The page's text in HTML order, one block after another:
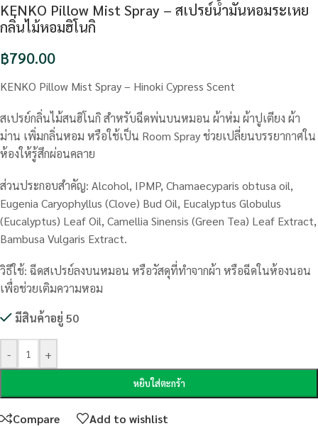
KENKO Pillow Mist Spray – สเปรย์น้ำมันหอมระเหย
กลิ่นไม้หอมฮิโนกิ
฿790.00
KENKO Pillow Mist Spray – Hinoki Cypress Scent
สเปรย์กลิ่นไม้สนฮิโนกิ สำหรับฉีดพ่นบนหมอน ผ้าห่ม ผ้าปูเตียง ผ้า
ม่าน เพิ่มกลิ่นหอม หรือใช้เป็น Room Spray ช่วยเปลี่ยนบรรยากาศใน
ห้องให้รู้สึกผ่อนคลาย
ส่วนประกอบสำคัญ: Alcohol, IPMP, Chamaecyparis obtusa oil,
Eugenia Caryophyllus (Clove) Bud Oil, Eucalyptus Globulus
(Eucalyptus) Leaf Oil, Camellia Sinensis (Green Tea) Leaf Extract,
Bambusa Vulgaris Extract.
วิธีใช้: ฉีดสเปรย์ลงบนหมอน หรือวัสดุที่ทำจากผ้า หรือฉีดในห้องนอน
เพื่อช่วยเติมความหอม
มีสินค้าอยู่ 50
- +
หยิบใส่ตะกร้า
Compare Add to wishlist